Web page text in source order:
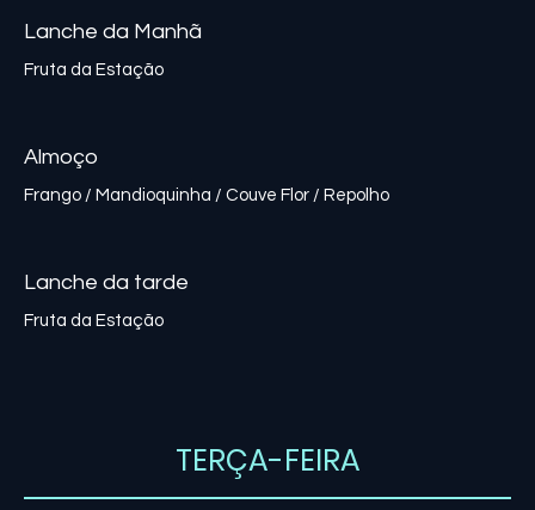
Lanche da Manhã
Fruta da Estação
Almoço
Lanche da tarde
TERÇA-FEIRA